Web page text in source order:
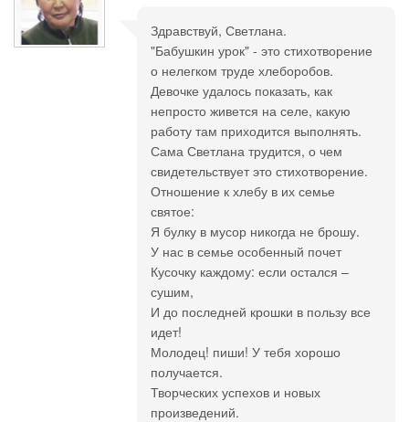
Здравствуй, Светлана.
"Бабушкин урок" - это стихотворение
о нелегком труде хлеборобов.
Девочке удалось показать, как
непросто живется на селе, какую
работу там приходится выполнять.
Сама Светлана трудится, о чем
свидетельствует это стихотворение.
Отношение к хлебу в их семье
святое:
Я булку в мусор никогда не брошу.
У нас в семье особенный почет
Кусочку каждому: если остался –
сушим,
И до последней крошки в пользу все
идет!
Молодец! пиши! У тебя хорошо
получается.
Творческих успехов и новых
произведений.